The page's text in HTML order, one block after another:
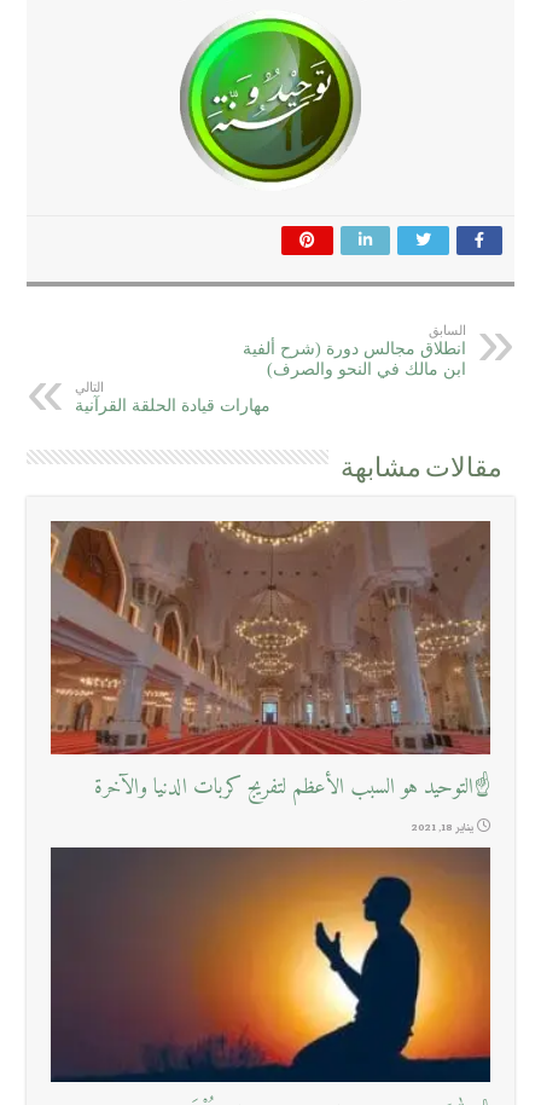
السابق
انطلاق مجالس دورة (شرح ألفية
ابن مالك في النحو والصرف)
التالي
مهارات قيادة الحلقة القرآنية
مقالات مشابهة
☝التوحيد هو السبب الأعظم لتفريج كربات الدنيا والآخرة
يناير 18, 2021